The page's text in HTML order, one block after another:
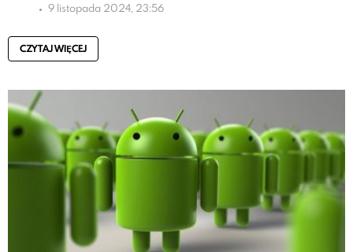
9 listopada 2024, 23:56
CZYTAJ WIĘCEJ